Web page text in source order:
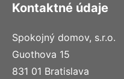
Kontaktné údaje
Spokojný domov, s.r.o.
Guothova 15
831 01 Bratislava